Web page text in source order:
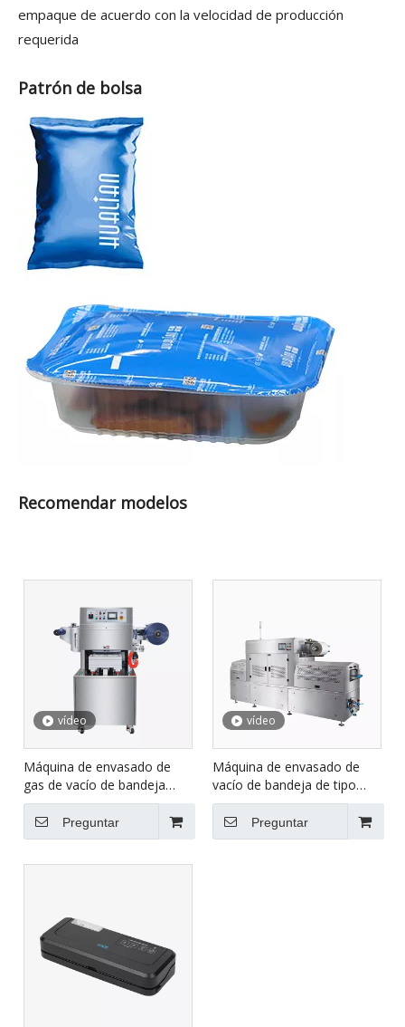
empaque de acuerdo con la velocidad de producción
requerida
Patrón de bolsa
Recomendar modelos
vídeo
Máquina de envasado de
gas de vacío de bandeja
HVT-450M
Preguntar
vídeo
Máquina de envasado de
vacío de bandeja de tipo
lineal HVT-350AZ
Preguntar